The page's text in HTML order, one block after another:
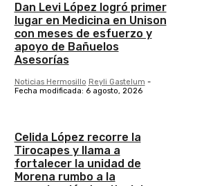
Dan Levi López logró primer
lugar en Medicina en Unison
con meses de esfuerzo y
apoyo de Bañuelos
Asesorías
Noticias Hermosillo Reyli Gastelum -
Fecha modificada: 6 agosto, 2026
Celida López recorre la
Tirocapes y llama a
fortalecer la unidad de
Morena rumbo a la